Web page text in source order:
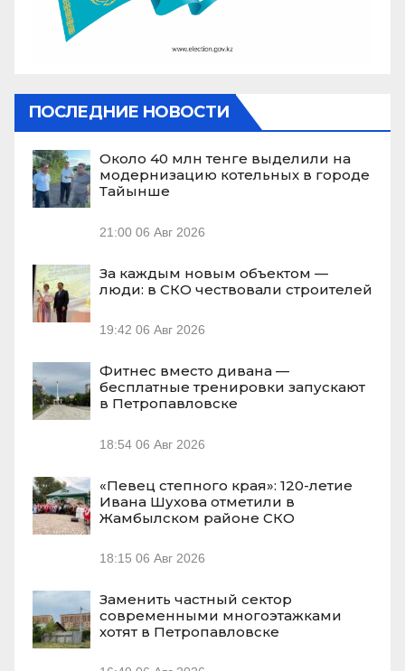
ПОСЛЕДНИЕ НОВОСТИ
Около 40 млн тенге выделили на
модернизацию котельных в городе
Тайынше
21:00 06 Авг 2026
За каждым новым объектом —
люди: в СКО чествовали строителей
19:42 06 Авг 2026
Фитнес вместо дивана —
бесплатные тренировки запускают
в Петропавловске
18:54 06 Авг 2026
«Певец степного края»: 120-летие
Ивана Шухова отметили в
Жамбылском районе СКО
18:15 06 Авг 2026
Заменить частный сектор
современными многоэтажками
хотят в Петропавловске